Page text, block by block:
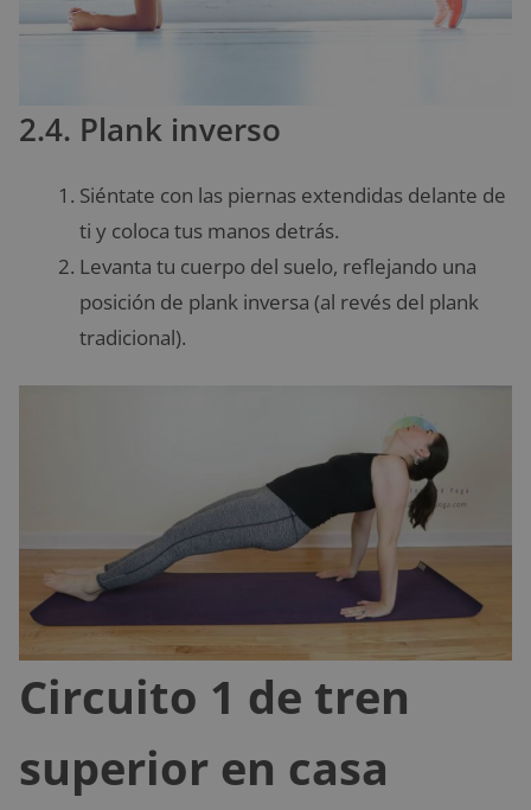
2.4. Plank inverso
Siéntate con las piernas extendidas delante de
ti y coloca tus manos detrás.
Levanta tu cuerpo del suelo, reflejando una
posición de plank inversa (al revés del plank
tradicional).
Circuito 1 de tren
superior en casa